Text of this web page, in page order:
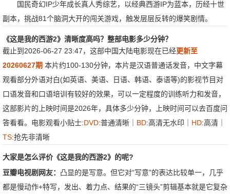
国民奇幻IP少年成长真人秀综艺，以经典西游IP为蓝本，历经十世
副本，挑战81个脑洞大开的闯关游戏，触发层层反转的爆笑剧情。
《这是我的西游2》清晰度高吗？整部电影多少分钟？
截止到2026-06-27 23:47，这部中国大陆电影现在已经更新至
20260627期 本片约100-130分钟，本片是汉语普通话发音，中文字幕
观看部分外语对白(如英语、美语、日语、韩语、泰语等)的影视节目对
口语发音和口语培训有较好的效果，可以一定程度的训练听力和发音，
这部影片的上映时间是2026年，具体多少分钟，上映时间可以去百度问
答看看。电影观看小贴士:DVD:普通清晰｜ BD:高清无水印｜ HD:高清｜
TS:抢先非清晰
大家是怎么评价《这是我的西游2》的呢?
豆瓣电视剧网友： 凸显的是写意。但它对“写意”的表达比较单一，几乎
都是慢动作+特写，发出、着力点、结果的“三镜头”剪辑基本就是它复杂